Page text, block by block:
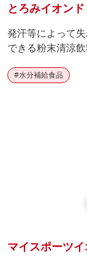
とろみイオン
発汗等によって
できる粉末清涼
#水分補給食品
マイスポーツ